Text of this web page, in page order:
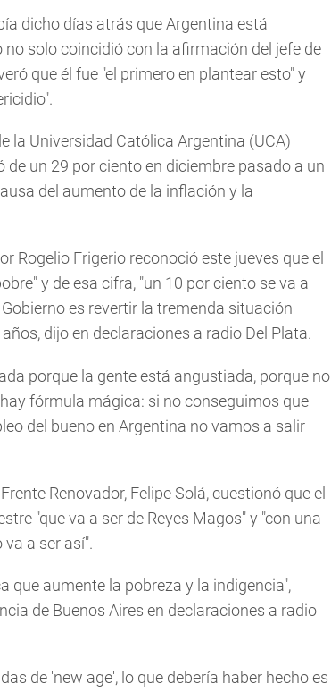
dicho días atrás que Argentina está
solo coincidió con la afirmación del jefe de
que él fue "el primero en plantear esto" y
la Universidad Católica Argentina (UCA)
un 29 por ciento en diciembre pasado a un
del aumento de la inflación y la
Rogelio Frigerio reconoció este jueves que el
y de esa cifra, "un 10 por ciento se va a
es revertir la tremenda situación
dijo en declaraciones a radio Del Plata.
porque la gente está angustiada, porque no
fórmula mágica: si no conseguimos que
del bueno en Argentina no vamos a salir
Renovador, Felipe Solá, cuestionó que el
"que va a ser de Reyes Magos" y "con una
a ser así".
aumente la pobreza y la indigencia",
de Buenos Aires en declaraciones a radio
de 'new age', lo que debería haber hecho es